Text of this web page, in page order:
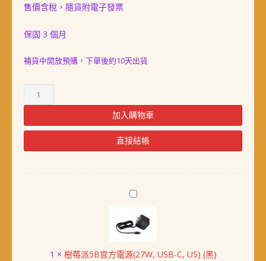
格：
售價含稅，隨貨附電子發票
保固 3 個月
補貨中開放預購，下單後約10天出貨
7
電
加入購物車
直接結帳
樹
派
5B
官
方
1 × 樹莓派5B官方電源(27W, USB-C, US) (黑)